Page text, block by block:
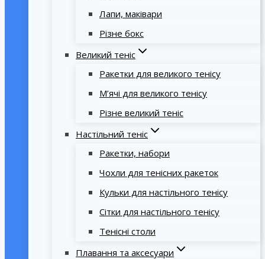
Лапи, маківари
Різне бокс
Великий теніс
Ракетки для великого тенісу
М’ячі для великого тенісу
Різне великий теніс
Настільний теніс
Ракетки, набори
Чохли для тенісних ракеток
Кульки для настільного тенісу
Сітки для настільного тенісу
Тенісні столи
Плавання та аксесуари